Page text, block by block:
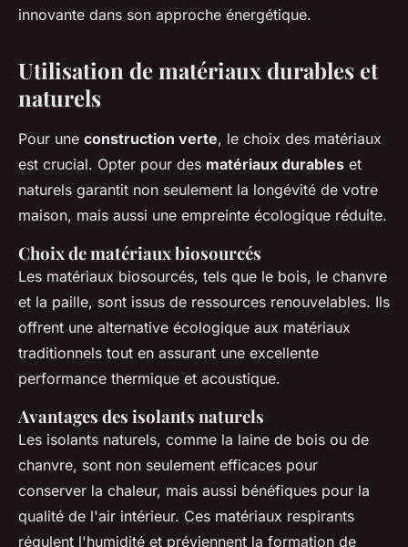
innovante dans son approche énergétique.
Utilisation de matériaux durables et
naturels
Pour une construction verte, le choix des matériaux
est crucial. Opter pour des matériaux durables et
naturels garantit non seulement la longévité de votre
maison, mais aussi une empreinte écologique réduite.
Choix de matériaux biosourcés
Les matériaux biosourcés, tels que le bois, le chanvre
et la paille, sont issus de ressources renouvelables. Ils
offrent une alternative écologique aux matériaux
traditionnels tout en assurant une excellente
performance thermique et acoustique.
Avantages des isolants naturels
Les isolants naturels, comme la laine de bois ou de
chanvre, sont non seulement efficaces pour
conserver la chaleur, mais aussi bénéfiques pour la
qualité de l'air intérieur. Ces matériaux respirants
régulent l'humidité et préviennent la formation de